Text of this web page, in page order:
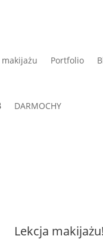
makijażu Portfolio
DARMOCHY
Lekcja makijażu!